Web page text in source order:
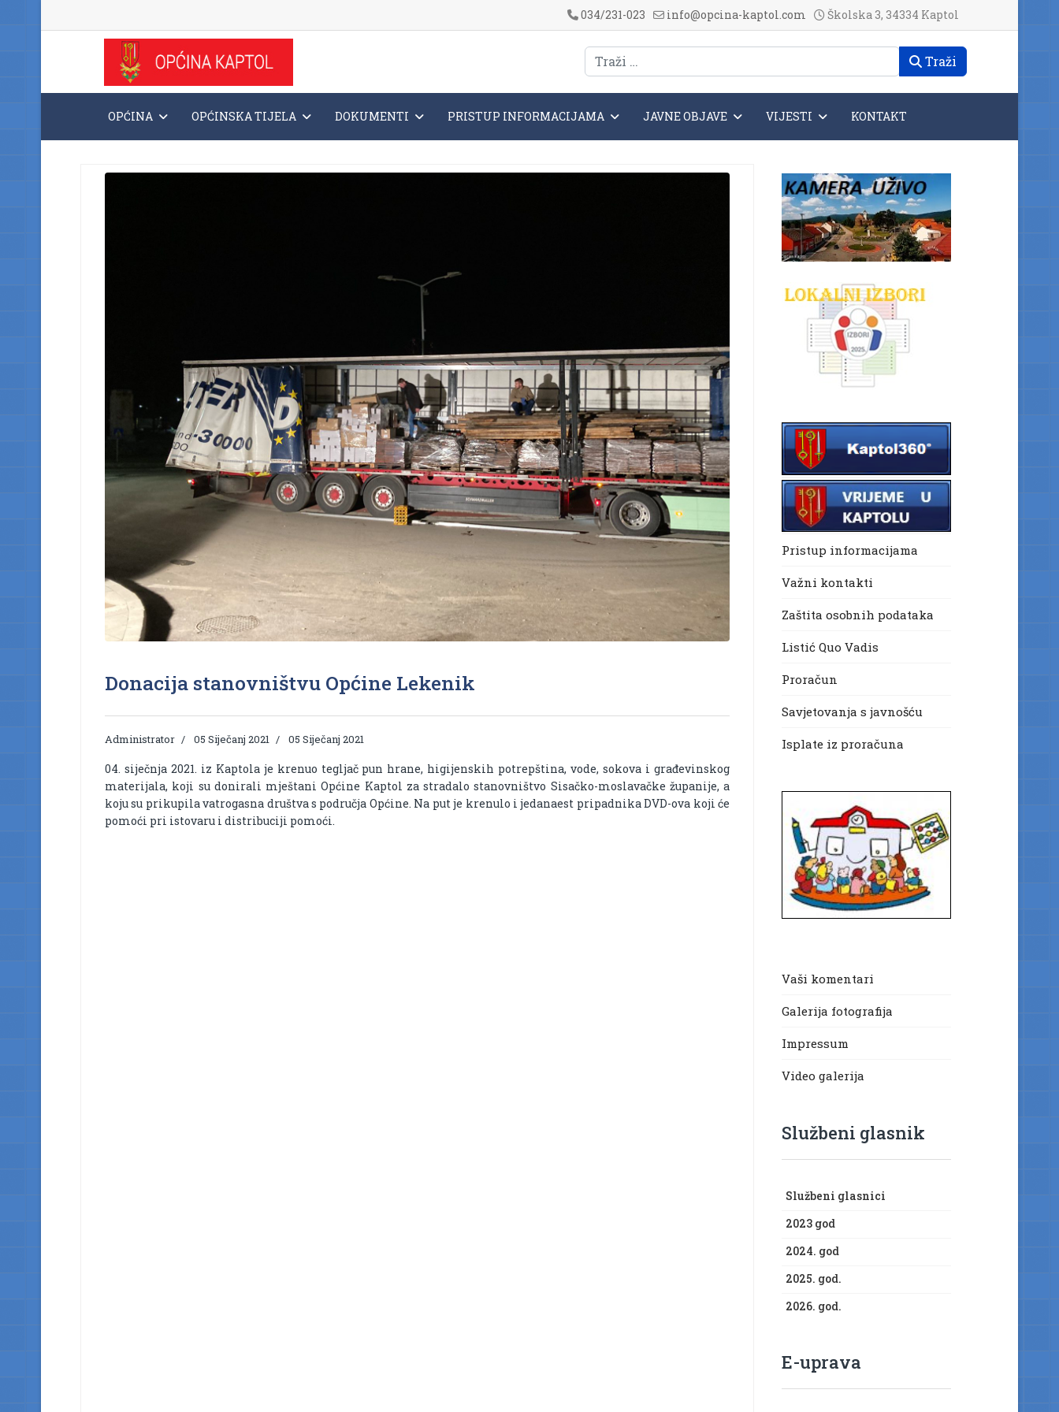
034/231-023 info@opcina-kaptol.com Školska 3, 34334 Kaptol
Traži
OPĆINA OPĆINSKA TIJELA DOKUMENTI PRISTUP INFORMACIJAMA JAVNE OBJAVE VIJESTI KONTAKT
Donacija stanovništvu Općine Lekenik
Administrator 05 Siječanj 2021 05 Siječanj 2021
04. siječnja 2021. iz Kaptola je krenuo tegljač pun hrane, higijenskih potrepština, vode, sokova i građevinskog
materijala, koji su donirali mještani Općine Kaptol za stradalo stanovništvo Sisačko-moslavačke županije, a
koju su prikupila vatrogasna društva s područja Općine. Na put je krenulo i jedanaest pripadnika DVD-ova koji će
pomoći pri istovaru i distribuciji pomoći.
Pristup informacijama
Važni kontakti
Zaštita osobnih podataka
Listić Quo Vadis
Proračun
Savjetovanja s javnošću
Isplate iz proračuna
Vaši komentari
Galerija fotografija
Impressum
Video galerija
Službeni glasnik
Službeni glasnici
2023 god
2024. god
2025. god.
2026. god.
E-uprava